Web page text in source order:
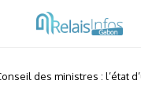
des ministres : l’état